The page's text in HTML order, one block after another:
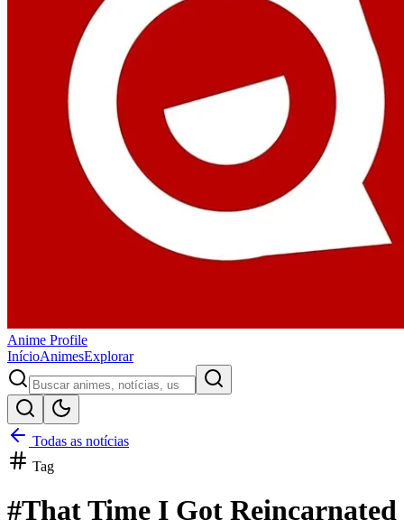
Anime Profile
InícioAnimesExplorar
Todas as notícias
Tag
#That Time I Got Reincarnated